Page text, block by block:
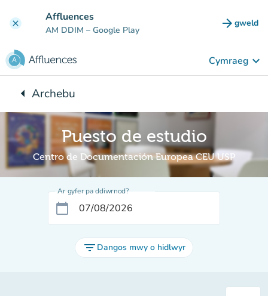
clear Affluences
AM DDIM – Google Play arrow_forward gweld
(tab
Cymraeg keyboard_arrow_down
arrow_leftYn ôl i:
Archebu
Puesto de estudio
Centro de Documentación Europea CEU USP
Ar gyfer pa ddiwrnod?
calendar_today
filter_list Dangos mwy o hidlwyr